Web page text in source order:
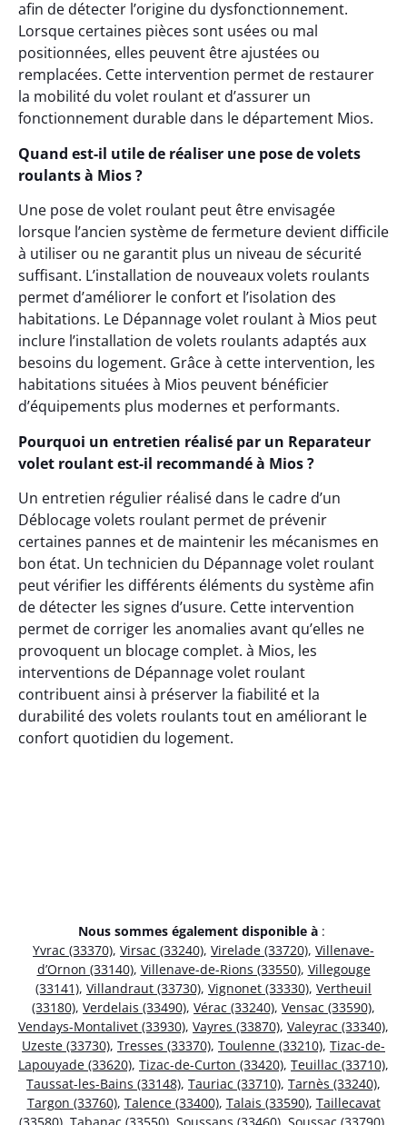
afin de détecter l’origine du dysfonctionnement.
Lorsque certaines pièces sont usées ou mal
positionnées, elles peuvent être ajustées ou
remplacées. Cette intervention permet de restaurer
la mobilité du volet roulant et d’assurer un
fonctionnement durable dans le département Mios.
Quand est-il utile de réaliser une pose de volets
roulants à Mios ?
Une pose de volet roulant peut être envisagée
lorsque l’ancien système de fermeture devient difficile
à utiliser ou ne garantit plus un niveau de sécurité
suffisant. L’installation de nouveaux volets roulants
permet d’améliorer le confort et l’isolation des
habitations. Le Dépannage volet roulant à Mios peut
inclure l’installation de volets roulants adaptés aux
besoins du logement. Grâce à cette intervention, les
habitations situées à Mios peuvent bénéficier
d’équipements plus modernes et performants.
Pourquoi un entretien réalisé par un Reparateur
volet roulant est-il recommandé à Mios ?
Un entretien régulier réalisé dans le cadre d’un
Déblocage volets roulant permet de prévenir
certaines pannes et de maintenir les mécanismes en
bon état. Un technicien du Dépannage volet roulant
peut vérifier les différents éléments du système afin
de détecter les signes d’usure. Cette intervention
permet de corriger les anomalies avant qu’elles ne
provoquent un blocage complet. à Mios, les
interventions de Dépannage volet roulant
contribuent ainsi à préserver la fiabilité et la
durabilité des volets roulants tout en améliorant le
confort quotidien du logement.
Nous sommes également disponible à :
Yvrac (33370), Virsac (33240), Virelade (33720), Villenave-
d’Ornon (33140), Villenave-de-Rions (33550), Villegouge
(33141), Villandraut (33730), Vignonet (33330), Vertheuil
(33180), Verdelais (33490), Vérac (33240), Vensac (33590),
Vendays-Montalivet (33930), Vayres (33870), Valeyrac (33340),
Uzeste (33730), Tresses (33370), Toulenne (33210), Tizac-de-
Lapouyade (33620), Tizac-de-Curton (33420), Teuillac (33710),
Taussat-les-Bains (33148), Tauriac (33710), Tarnès (33240),
Targon (33760), Talence (33400), Talais (33590), Taillecavat